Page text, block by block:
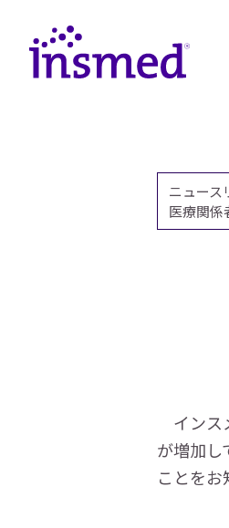
ニュース
医療関係
インス
が増加し
ことをお